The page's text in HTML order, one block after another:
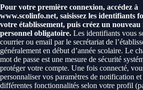
Pour votre première connexion, accédez à
www.scolinfo.net, saisissez les identifiants
votre établissement, puis créez un nouveau
personnel obligatoire. Les identifiants vous
courrier ou email par le secrétariat de
généralement en début d’année scolaire. Le
mot de passe est une mesure de sécurité
protéger votre compte. Une fois connecté,
personnaliser vos paramètres de notification
différentes fonctionnalités selon votre profil